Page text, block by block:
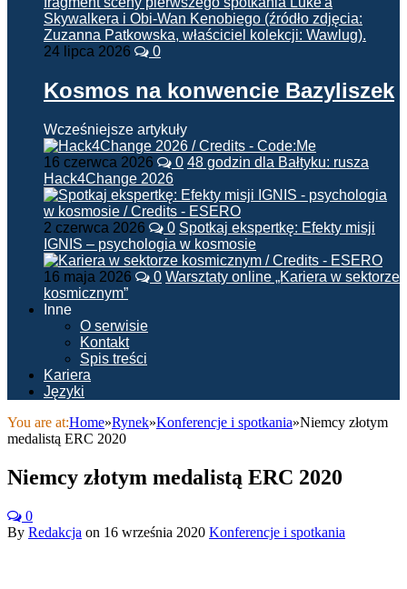
24 lipca 2026 0
Kosmos na konwencie Bazyliszek
Wcześniejsze artykuły
16 czerwca 2026 0 48 godzin dla Bałtyku: rusza
Hack4Change 2026
2 czerwca 2026 0 Spotkaj ekspertkę: Efekty misji
IGNIS – psychologia w kosmosie
16 maja 2026 0 Warsztaty online „Kariera w sektorze
kosmicznym”
Inne
O serwisie
Kontakt
Spis treści
Kariera
Języki
You are at:Home»Rynek»Konferencje i spotkania»Niemcy złotym
medalistą ERC 2020
Niemcy złotym medalistą ERC 2020
0
By Redakcja on 16 września 2020 Konferencje i spotkania